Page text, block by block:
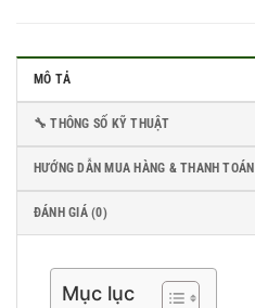
MÔ TẢ
🔧 THÔNG SỐ KỸ THUẬT
HƯỚNG DẪN MUA HÀNG & THANH TOÁN
ĐÁNH GIÁ (0)
Mục lục